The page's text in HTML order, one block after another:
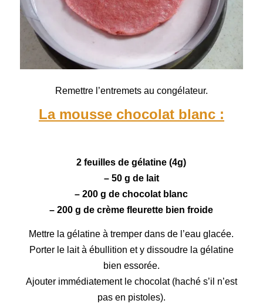
Remettre l’entremets au congélateur.
La mousse chocolat blanc :
2 feuilles de gélatine (4g)
– 50 g de lait
– 200 g dechocolat blanc
– 200 g de crème fleurette bien froide
Mettre la gélatine à tremper dans de l’eau glacée.
Porter le lait à ébullition et y dissoudre la gélatine
bien essorée.
Ajouter immédiatement le chocolat (haché s’il n’est
pas en pistoles).